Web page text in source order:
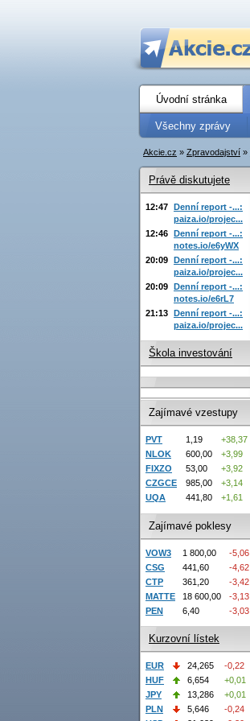
Úvodní stránka
Všechny zprávy
Akcie.cz » Zpravodajství »
Právě diskutujete
12:47 Denní report -...:
paiza.io/projec...
12:46 Denní report -...:
notes.io/e6yWX
20:09 Denní report -...:
paiza.io/projec...
20:09 Denní report -...:
notes.io/e6rL7
21:13 Denní report -...:
paiza.io/projec...
Škola investování
Zajímavé vzestupy
PVT 1,19
+38,37
NLOK
600,00
+3,99
FIXZO
53,00
+3,92
CZGCE
985,00
+3,14
UQA
441,80 +1,61
Zajímavé poklesy
VOW3 1 800,00
-5,06
CSG
441,60
-4,62
CTP
361,20
-3,42
MATTE
18 600,00
-3,13
PEN
6,40 -3,03
Kurzovní lístek
EUR 24,265
-0,22
HUF
6,654
+0,01
JPY
13,286
+0,01
PLN
5,646
-0,24